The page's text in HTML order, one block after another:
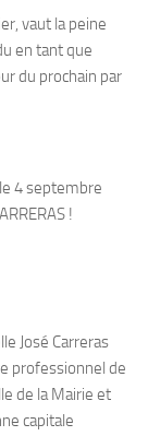
vaut la peine
en tant que
du prochain par
4 septembre
!
José Carreras
professionnel de
de la Mairie et
capitale